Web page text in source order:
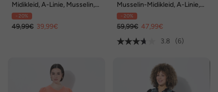
Midikleid, A-Linie, Musselin,
Leomuster
- 20%
49,99€ 39,99€
Musselin-Midikleid, A-Linie,
V-Ausschnitt, Halbarm
- 20%
59,99€ 47,99€
3.8
(6)